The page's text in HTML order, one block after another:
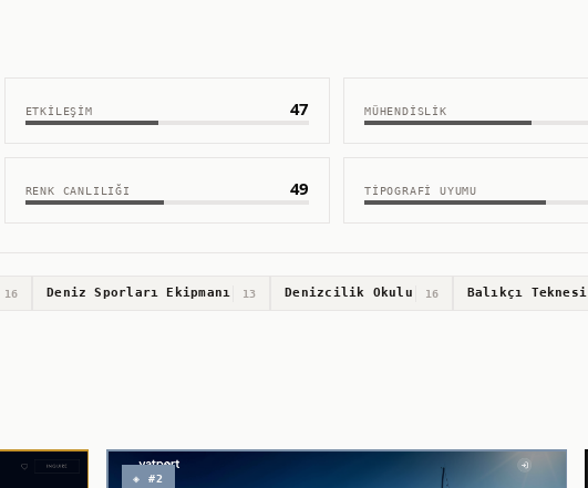
ETKILEŞIM 47 MÜHENDISLIK
RENK CANLILIĞI 49 TIPOGRAFI UYUMU
16 Deniz Sporları Ekipmanı 13 Denizcilik Okulu 16 Balıkçı Teknesi
◈ #2